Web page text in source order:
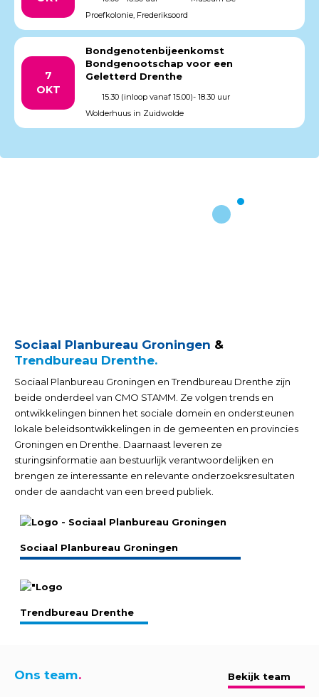
Proefkolonie, Frederiksoord
7
OKT
Bondgenotenbijeenkomst
Bondgenootschap voor een
Geletterd Drenthe
15.30 (inloop vanaf 15.00)- 18.30 uur
Wolderhuus in Zuidwolde
Sociaal Planbureau Groningen &
Trendbureau Drenthe.
Sociaal Planbureau Groningen en Trendbureau Drenthe zijn
beide onderdeel van CMO STAMM. Ze volgen trends en
ontwikkelingen binnen het sociale domein en ondersteunen
lokale beleidsontwikkelingen in de gemeenten en provincies
Groningen en Drenthe. Daarnaast leveren ze
sturingsinformatie aan bestuurlijk verantwoordelijken en
brengen ze interessante en relevante onderzoeksresultaten
onder de aandacht van een breed publiek.
Sociaal Planbureau Groningen
Trendbureau Drenthe
Ons team Bekijk team